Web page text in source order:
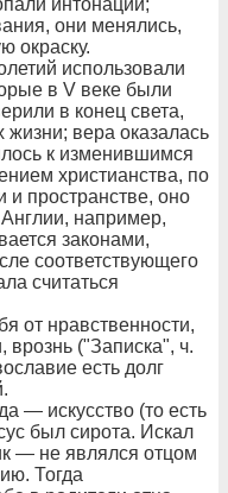
интонации;
они менялись,
окраску.
использовали
в V веке были
в конец света,
жизни; вера оказалась
к изменившимся
христианства, по
пространстве, оно
например,
законами,
соответствующего
считаться
от нравственности,
врознь ("Записка", ч.
есть долг
— искусство (то есть
был сирота. Искал
— не являлся отцом
Тогда